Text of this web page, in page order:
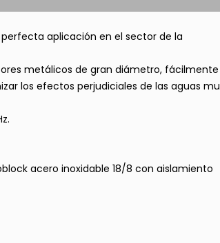
aplicación en el sector de la
metálicos de gran diámetro, fácilmente
los efectos perjudiciales de las aguas
acero inoxidable 18/8 con aislamiento